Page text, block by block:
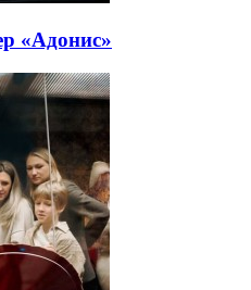
«Адонис»